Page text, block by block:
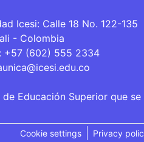
Icesi: Calle 18 No. 122-135
- Colombia
+57 (602) 555 2334
Educación Superior que
Cookie settings Privacy